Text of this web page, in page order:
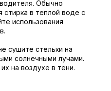
Обычно
стирка в теплой воде с
использования
сушите стельки на
солнечными лучами.
на воздухе в тени.